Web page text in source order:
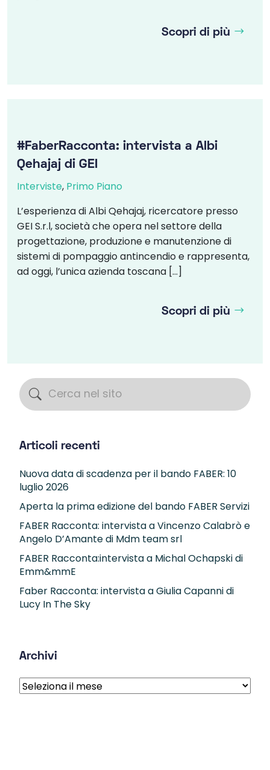
Scopri di più
#FaberRacconta: intervista a Albi
Qehajaj di GEI
Interviste, Primo Piano
L’esperienza di Albi Qehajaj, ricercatore presso
GEI S.r.l, società che opera nel settore della
progettazione, produzione e manutenzione di
sistemi di pompaggio antincendio e rappresenta,
ad oggi, l’unica azienda toscana […]
Scopri di più
Articoli recenti
Nuova data di scadenza per il bando FABER: 10
luglio 2026
Aperta la prima edizione del bando FABER Servizi
FABER Racconta: intervista a Vincenzo Calabrò e
Angelo D’Amante di Mdm team srl
FABER Racconta:intervista a Michal Ochapski di
Emm&mmE
Faber Racconta: intervista a Giulia Capanni di
Lucy In The Sky
Archivi
Archivi